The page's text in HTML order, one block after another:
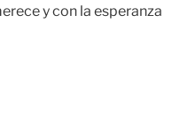
y con la esperanza